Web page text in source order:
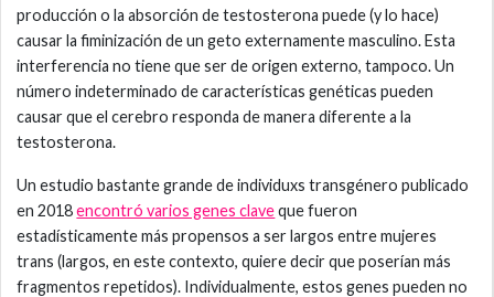
producción o la absorción de testosterona puede (y lo hace)
causar la fiminización de un geto externamente masculino. Esta
interferencia no tiene que ser de origen externo, tampoco. Un
número indeterminado de características genéticas pueden
causar que el cerebro responda de manera diferente a la
testosterona.
Un estudio bastante grande de individuxs transgénero publicado
en 2018encontró varios genes claveque fueron
estadísticamente más propensos a ser largos entre mujeres
trans (largos, en este contexto, quiere decir que poserían más
fragmentos repetidos). Individualmente, estos genes pueden no